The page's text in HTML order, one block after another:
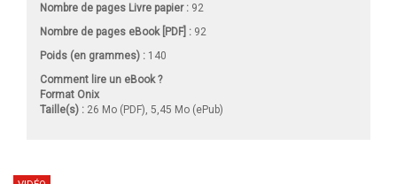
Nombre de pages Livre papier: 92
Nombre de pages eBook [PDF] : 92
Poids (en grammes) : 140
Comment lire un eBook ?
Format Onix
Taille(s) : 26 Mo (PDF), 5,45 Mo (ePub)